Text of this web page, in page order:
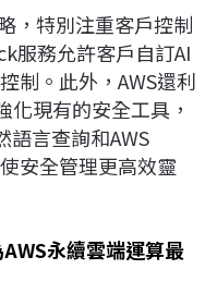
，特別注重客戶控制
服務允許客戶自訂AI
制。此外，AWS還利
化現有的安全工具，
語言查詢和AWS
安全管理更高效靈
永續雲端運算最